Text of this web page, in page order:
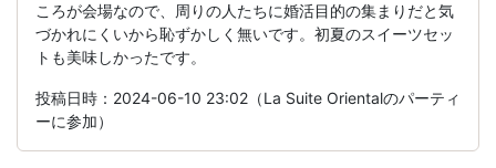
ころが会場なので、周りの人たちに婚活目的の集まりだと気
づかれにくいから恥ずかしく無いです。初夏のスイーツセッ
トも美味しかったです。
投稿日時：2024-06-10 23:02（La Suite Orientalのパーティ
ーに参加）